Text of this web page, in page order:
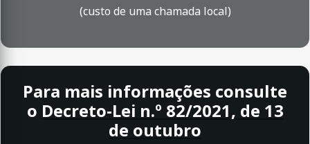
(custo de uma chamada local)
Para mais informações consulte
o Decreto-Lei n.º 82/2021, de 13
de outubro